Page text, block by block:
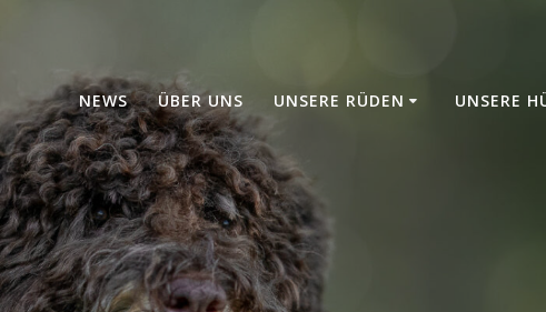
NEWS ÜBER UNS UNSERE RÜDEN UNSERE